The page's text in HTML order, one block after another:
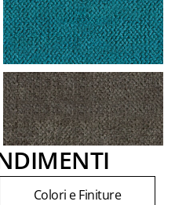
Colori e Finiture